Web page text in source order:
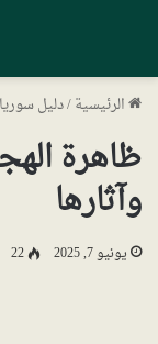
الرئيسية/دليل سوريا
ظاهرة
وآثارها
يونيو 7, 2025 22